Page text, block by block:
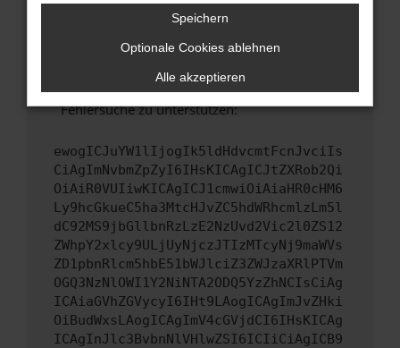
Wende dich an den Webseitenbetreiber.
Wenn du alle oben genannten Schritte versucht
hast, kontaktiere uns bitte. Wir werden
versuchen, das Problem zu beheben. Du kannst
uns diesen Text schicken, um uns bei der
Fehlersuche zu unterstützen:
ewogICJuYW1lIjogIk5ldHdvcmtFcnJvciIs
CiAgImNvbmZpZyI6IHsKICAgICJtZXRob2Qi
OiAiR0VUIiwKICAgICJ1cmwiOiAiaHR0cHM6
Ly9hcGkueC5ha3MtcHJvZC5hdWRhcmlzLm5l
dC92MS9jbGllbnRzLzE2NzUvd2Vic2l0ZS12
ZWhpY2xlcy9ULjUyNjczJTIzMTcyNj9maWVs
ZD1pbnRlcm5hbE51bWJlciZ3ZWJzaXRlPTVm
OGQ3NzNlOWI1Y2NiNTA2ODQ5YzZhNCIsCiAg
ICAiaGVhZGVycyI6IHt9LAogICAgImJvZHki
OiBudWxsLAogICAgImV4cGVjdCI6IHsKICAg
ICAgInJlc3BvbnNlVHlwZSI6ICIiCiAgICB9
Speichern
Optionale Cookies ablehnen
Alle akzeptieren